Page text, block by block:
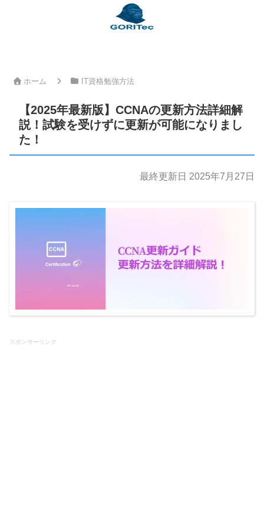
ホーム IT資格勉強方法
【2025年最新版】CCNAの更新方法詳細解
説！試験を受けずに更新が可能になりまし
た！
最終更新日 2025年7月27日
スポンサーリンク